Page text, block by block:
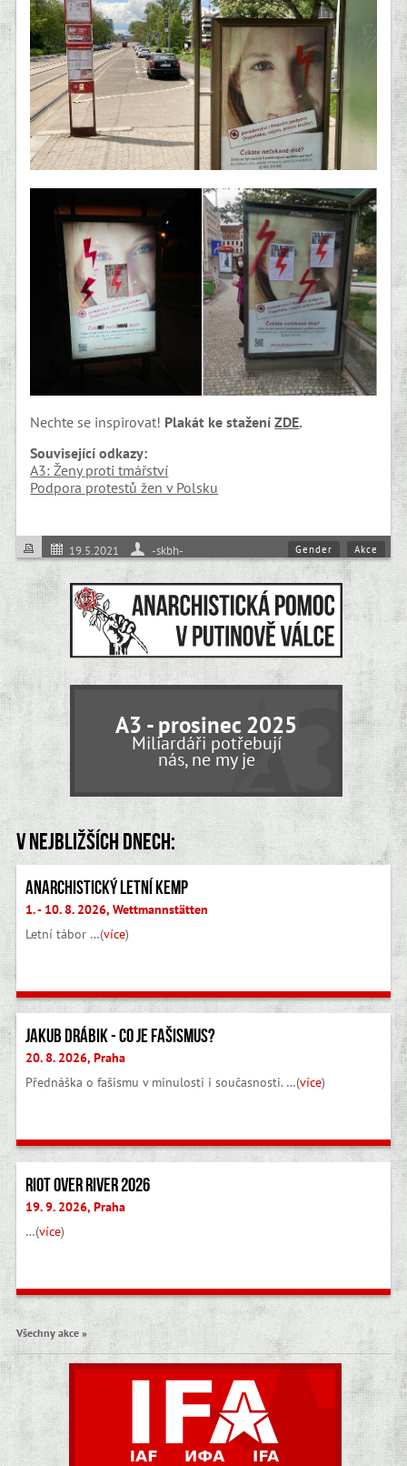
Nechte se inspirovat! Plakát ke staženíZDE.
Související odkazy:
A3: Ženy proti tmářství
Podpora protestů žen v Polsku
19.5.2021 -skbh- Gender Akce
A3 - prosinec 2025
Miliardáři potřebují
nás, ne my je
V nejbližších dnech:
Anarchistický letní kemp
1. - 10. 8. 2026, Wettmannstätten
Letní tábor …(více)
Jakub Drábik - Co je fašismus?
20. 8. 2026, Praha
Přednáška o fašismu v minulosti i současnosti. …(více)
Riot Over River 2026
19. 9. 2026, Praha
…(více)
Všechny akce »